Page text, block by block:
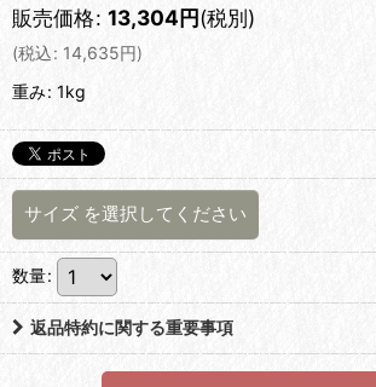
販売価格: 13,304円(税別)
(税込: 14,635円)
重み: 1kg
サイズ を選択してください
数量:
返品特約に関する重要事項